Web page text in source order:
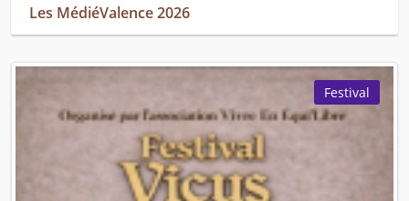
Les MédiéValence 2026
Festival